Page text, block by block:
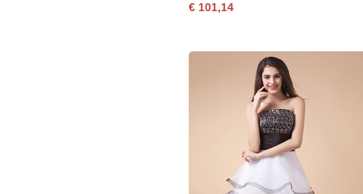
€ 101,14